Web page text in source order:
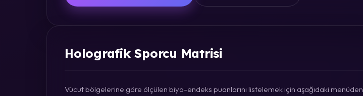
Holografik Sporcu Matrisi
Vücut bölgelerine göre ölçülen biyo-endeks puanlarını listelemek için aşağıdaki menüden